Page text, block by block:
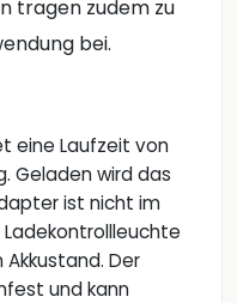
tragen zudem zu
bei.
eine Laufzeit von
Geladen wird das
ist nicht im
Der
und kann